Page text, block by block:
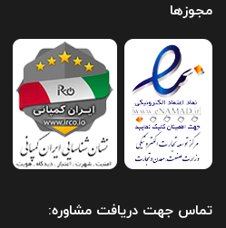
مجوزها
تماس جهت دریافت مشاوره: